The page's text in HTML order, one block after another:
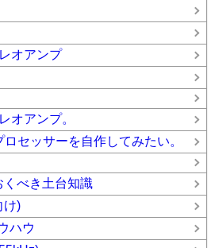
オアンプ
オアンプ。
セッサーを自作してみたい。
べき土台知識
け)
ハウ